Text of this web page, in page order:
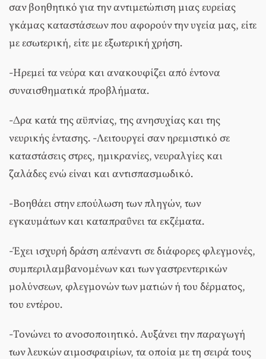
σαν βοηθητικό για την αντιμετώπιση μιας ευρείας
γκάμας καταστάσεων που αφορούν την υγεία μας, είτε
με εσωτερική, είτε με εξωτερική χρήση.
-Ηρεμεί τα νεύρα και ανακουφίζει από έντονα
συναισθηματικά προβλήματα.
-Δρα κατά της αϋπνίας, της ανησυχίας και της
νευρικής έντασης. -Λειτουργεί σαν ηρεμιστικό σε
καταστάσεις στρες, ημικρανίες, νευραλγίες και
ζαλάδες ενώ είναι και αντισπασμωδικό.
-Βοηθάει στην επούλωση των πληγών, των
εγκαυμάτων και καταπραΰνει τα εκζέματα.
-Έχει ισχυρή δράση απέναντι σε διάφορες φλεγμονές,
συμπεριλαμβανομένων και των γαστρεντερικών
μολύνσεων, φλεγμονών των ματιών ή του δέρματος,
του εντέρου.
-Τονώνει το ανοσοποιητικό. Αυξάνει την παραγωγή
των λευκών αιμοσφαιρίων, τα οποία με τη σειρά τους